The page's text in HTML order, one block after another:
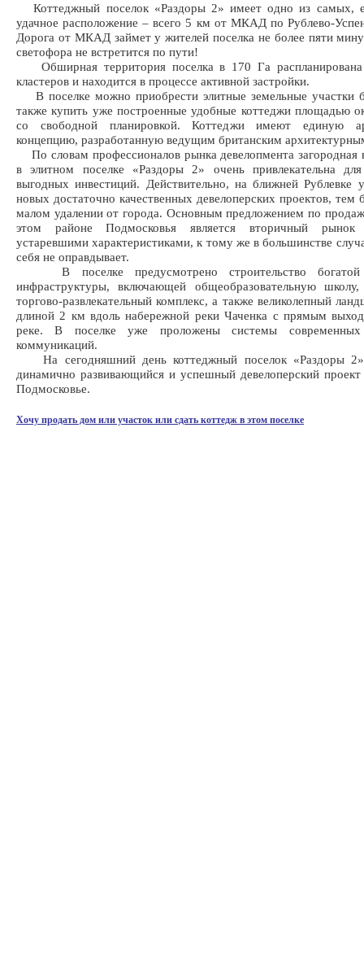
Коттеджный поселок «Раздоры 2» имеет одно из самых,
удачное расположение – всего 5 км от МКАД по Рублево-
Дорога от МКАД займет у жителей поселка не более пяти
светофора не встретится по пути!
Обширная территория поселка в 170 Га распланирована
кластеров и находится в процессе активной застройки.
В поселке можно приобрести элитные земельные участки
также купить уже построенные удобные коттеджи площадью
со свободной планировкой. Коттеджи имеют единую
концепцию, разработанную ведущим британским
По словам профессионалов рынка девелопмента загородная
в элитном поселке «Раздоры 2» очень привлекательна
выгодных инвестиций. Действительно, на ближней Рублевке
новых достаточно качественных девелоперских проектов, тем
малом удалении от города. Основным предложением по
этом районе Подмосковья является вторичный
устаревшими характеристиками, к тому же в большинстве
себя не оправдывает.
В поселке предусмотрено строительство богатой
инфраструктуры, включающей общеобразовательную
торгово-развлекательный комплекс, а также великолепный
длиной 2 км вдоль набережной реки Чаченка с прямым
реке. В поселке уже проложены системы современных
коммуникаций.
На сегодняшний день коттеджный поселок «Раздоры
динамично развивающийся и успешный девелоперский
Подмосковье.
Хочу продать дом или участок или сдать коттедж в этом поселке